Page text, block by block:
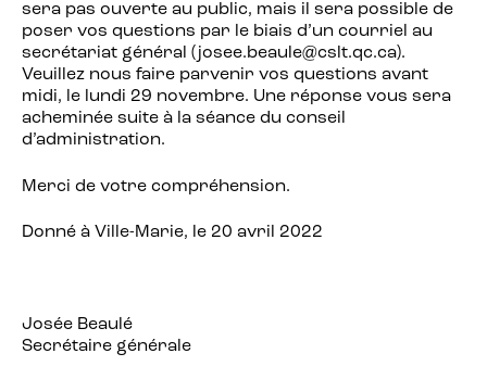
sera pas ouverte au public, mais il sera possible de
poser vos questions par le biais d’un courriel au
secrétariat général (josee.beaule@cslt.qc.ca).
Veuillez nous faire parvenir vos questions avant
midi, le lundi 29 novembre. Une réponse vous sera
acheminée suite à la séance du conseil
d’administration.
Merci de votre compréhension.
Donné à Ville-Marie, le 20 avril 2022
Josée Beaulé
Secrétaire générale